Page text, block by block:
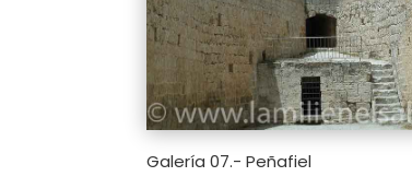
Galería 07.- Peñafiel